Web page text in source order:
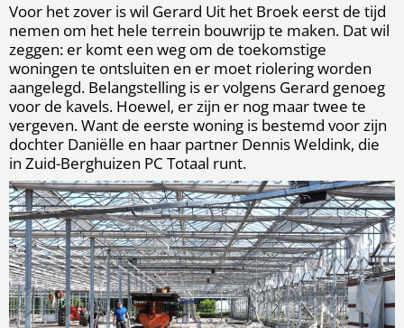
Voor het zover is wil Gerard Uit het Broek eerst de tijd
nemen om het hele terrein bouwrijp te maken. Dat wil
zeggen: er komt een weg om de toekomstige
woningen te ontsluiten en er moet riolering worden
aangelegd. Belangstelling is er volgens Gerard genoeg
voor de kavels. Hoewel, er zijn er nog maar twee te
vergeven. Want de eerste woning is bestemd voor zijn
dochter Daniëlle en haar partner Dennis Weldink, die
in Zuid-Berghuizen PC Totaal runt.